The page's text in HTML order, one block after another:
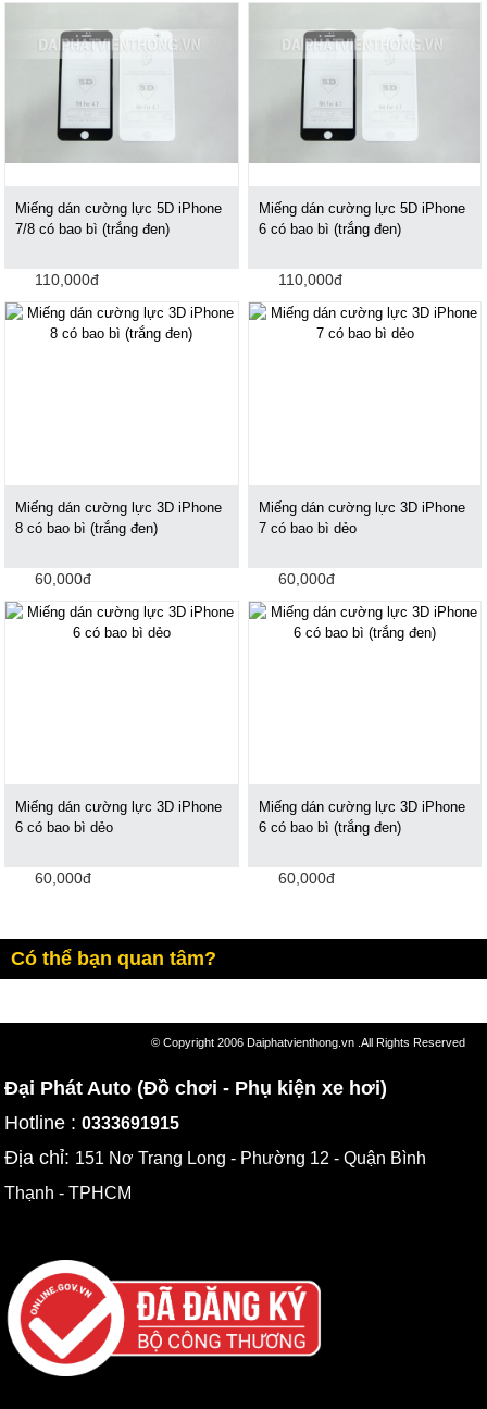
Miếng dán cường lực 5D iPhone
7/8 có bao bì (trắng đen)
110,000đ
Miếng dán cường lực 5D iPhone
6 có bao bì (trắng đen)
110,000đ
Miếng dán cường lực 3D iPhone
8 có bao bì (trắng đen)
60,000đ
Miếng dán cường lực 3D iPhone
7 có bao bì dẻo
60,000đ
Miếng dán cường lực 3D iPhone
6 có bao bì dẻo
60,000đ
Miếng dán cường lực 3D iPhone
6 có bao bì (trắng đen)
60,000đ
Có thể bạn quan tâm?
© Copyright 2006 Daiphatvienthong.vn .All Rights Reserved
Đại Phát Auto (Đồ chơi - Phụ kiện xe hơi)
Hotline :0333691915
Địa chỉ: 151 Nơ Trang Long - Phường 12 - Quận Bình
Thạnh - TPHCM